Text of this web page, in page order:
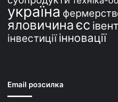
україна
яловичинаєс
інвестиції інновації
Email розсилка